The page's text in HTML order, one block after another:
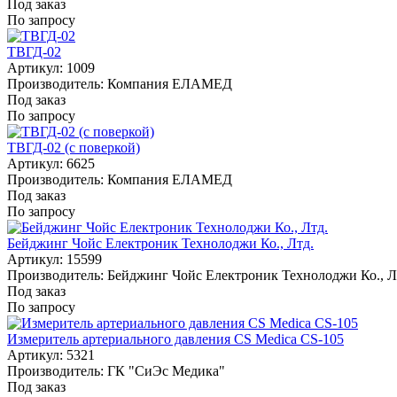
Под заказ
По запросу
ТВГД-02
Артикул: 1009
Производитель: Компания ЕЛАМЕД
Под заказ
По запросу
ТВГД-02 (с поверкой)
Артикул: 6625
Производитель: Компания ЕЛАМЕД
Под заказ
По запросу
Бейджинг Чойс Електроник Технолоджи Ко., Лтд.
Артикул: 15599
Производитель: Бейджинг Чойс Електроник Технолоджи Ко.,
Под заказ
По запросу
Измеритель артериального давления CS Medica CS-105
Артикул: 5321
Производитель: ГК "СиЭс Медика"
Под заказ